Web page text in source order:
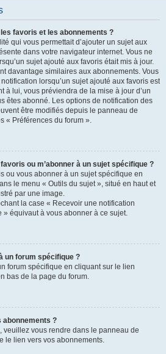
favoris et les abonnements ?
qui vous permettait d’ajouter un sujet aux
dans votre navigateur internet. Vous ne
sujet ajouté aux favoris était mis à jour.
davantage similaires aux abonnements. Vous
lorsqu’un sujet ajouté aux favoris est
à lui, vous préviendra de la mise à jour d’un
êtes abonné. Les options de notification des
être modifiés depuis le panneau de
« Préférences du forum ».
ou m’abonner à un sujet spécifique ?
ou vous abonner à un sujet spécifique en
le menu « Outils du sujet », situé en haut et
par une image.
la case « Recevoir une notification
» équivaut à vous abonner à ce sujet.
un forum spécifique ?
forum spécifique en cliquant sur le lien
bas de la page du forum.
abonnements ?
veuillez vous rendre dans le panneau de
le lien vers vos abonnements.